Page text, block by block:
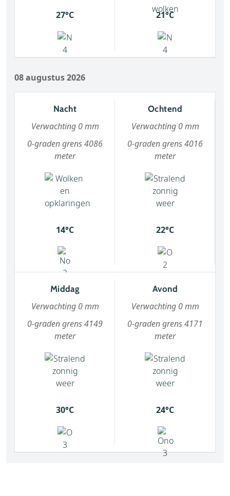
27°C 21°C
08 augustus 2026
Nacht
Verwachting 0 mm
0-graden grens 4086
meter
14°C
Ochtend
Verwachting 0 mm
0-graden grens 4016
meter
22°C
Middag
Verwachting 0 mm
0-graden grens 4149
meter
30°C
Avond
Verwachting 0 mm
0-graden grens 4171
meter
24°C